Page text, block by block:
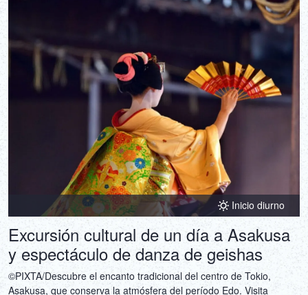
Inicio diurno
Excursión cultural de un día a Asakusa
y espectáculo de danza de geishas
©PIXTA/Descubre el encanto tradicional del centro de Tokio,
Asakusa, que conserva la atmósfera del período Edo. Visita